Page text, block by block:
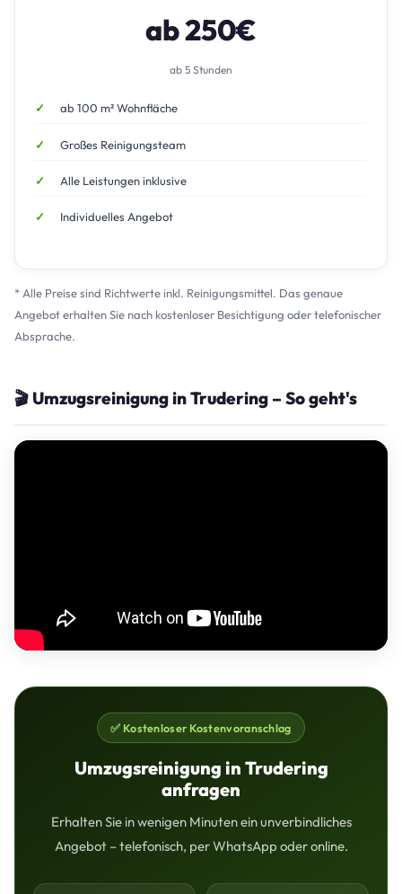
ab 250€
ab 5 Stunden
ab 100 m² Wohnfläche
Großes Reinigungsteam
Alle Leistungen inklusive
Individuelles Angebot
* Alle Preise sind Richtwerte inkl. Reinigungsmittel. Das genaue
Angebot erhalten Sie nach kostenloser Besichtigung oder telefonischer
Absprache.
🎬 Umzugsreinigung in Trudering – So geht's
✅ Kostenloser Kostenvoranschlag
Umzugsreinigung in Trudering
anfragen
Erhalten Sie in wenigen Minuten ein unverbindliches
Angebot – telefonisch, per WhatsApp oder online.